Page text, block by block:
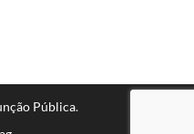
Pública.